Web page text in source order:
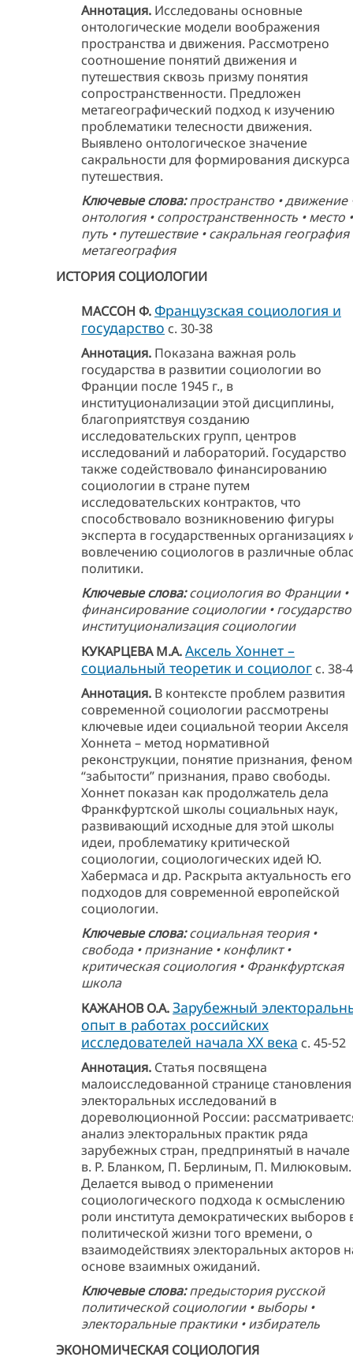
Аннотация. Исследованы основные
онтологические модели воображения
пространства и движения. Рассмотрено
соотношение понятий движения и
путешествия сквозь призму понятия
сопространственности. Предложен
метагеографический подход к изучению
проблематики телесности движения.
Выявлено онтологическое значение
сакральности для формирования дискурса
путешествия.
Ключевые слова:пространство • движение
онтология • сопространственность • место •
путь • путешествие • сакральная география
метагеография
ИСТОРИЯ СОЦИОЛОГИИ
МАССОН Ф. Французская социология и
государство с. 30-38
Аннотация. Показана важная роль
государства в развитии социологии во
Франции после 1945 г., в
институционализации этой дисциплины,
благоприятствуя созданию
исследовательских групп, центров
исследований и лабораторий. Государство
также содействовало финансированию
социологии в стране путем
исследовательских контрактов, что
способствовало возникновению фигуры
эксперта в государственных организациях
вовлечению социологов в различные
политики.
Ключевые слова:социология во Франции •
финансирование социологии • государство
институционализация социологии
КУКАРЦЕВА М.А.Аксель Хоннет –
социальный теоретик и социологс. 38-
Аннотация. В контексте проблем развития
современной социологии рассмотрены
ключевые идеи социальной теории Акселя
Хоннета – метод нормативной
реконструкции, понятие признания,
“забытости” признания, право свободы.
Хоннет показан как продолжатель дела
Франкфуртской школы социальных наук,
развивающий исходные для этой школы
идеи, проблематику критической
социологии, социологических идей Ю.
Хабермаса и др. Раскрыта актуальность его
подходов для современной европейской
социологии.
Ключевые слова:социальная теория •
свобода • признание • конфликт •
критическая социология • Франкфуртская
школа
КАЖАНОВ О.А.Зарубежный
опыт в работах российских
исследователей начала ХХ века с. 45-52
Аннотация. Статья посвящена
малоисследованной странице становления
электоральных исследований в
дореволюционной России:
анализ электоральных практик ряда
зарубежных стран, предпринятый в начале
в. Р. Бланком, П. Берлиным, П. Милюковым.
Делается вывод о применении
социологического подхода к осмыслению
роли института демократических выборов
политической жизни того времени, о
взаимодействиях электоральных акторов
основе взаимных ожиданий.
Ключевые слова:предыстория русской
политической социологии • выборы •
электоральные практики • избиратель
ЭКОНОМИЧЕСКАЯ СОЦИОЛОГИЯ